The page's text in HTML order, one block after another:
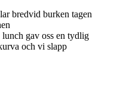
gav oss en tydlig
och vi slapp